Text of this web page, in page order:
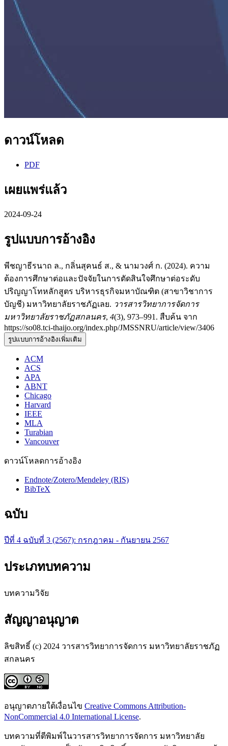
ดาวน์โหลด
PDF
เผยแพร่แล้ว
2024-09-24
รูปแบบการอ้างอิง
พีชญาธีรนาถ ล., กลิ่นสุคนธ์ ส., & นามวงศ์ ก. (2024). ความ
ต้องการศึกษาต่อและปัจจัยในการตัดสินใจศึกษาต่อระดับ
ปริญญาโทหลักสูตร บริหารธุรกิจมหาบัณฑิต (สาขาวิชาการ
บัญชี) มหาวิทยาลัยราชภัฏเลย. วารสารวิทยาการจัดการ
มหาวิทยาลัยราชภัฏสกลนคร, 4(3), 973–991. สืบค้น จาก
https://so08.tci-thaijo.org/index.php/JMSSNRU/article/view/3406
รูปแบบการอ้างอิงเพิ่มเติม
ACM
ACS
APA
ABNT
Chicago
Harvard
IEEE
MLA
Turabian
Vancouver
ดาวน์โหลดการอ้างอิง
Endnote/Zotero/Mendeley (RIS)
BibTeX
ฉบับ
ปีที่ 4 ฉบับที่ 3 (2567): กรกฎาคม - กันยายน 2567
ประเภทบทความ
บทความวิจัย
สัญญาอนุญาต
ลิขสิทธิ์ (c) 2024 วารสารวิทยาการจัดการ มหาวิทยาลัยราชภัฏ
สกลนคร
อนุญาตภายใต้เงื่อนไข Creative Commons Attribution-
NonCommercial 4.0 International License.
บทความที่ตีพิมพ์ในวารสารวิทยาการจัดการ มหาวิทยาลัย